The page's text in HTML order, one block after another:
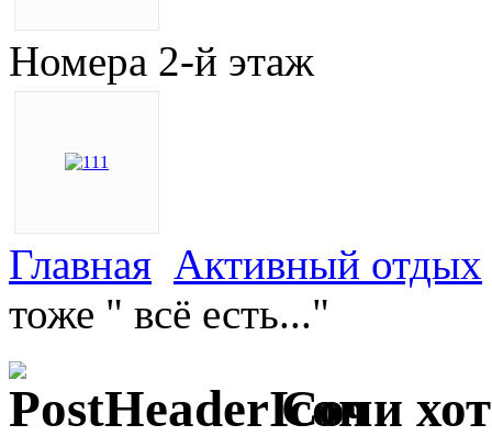
Номера 2-й этаж
Главная Активный отдых
тоже " всё есть..."
Сочи